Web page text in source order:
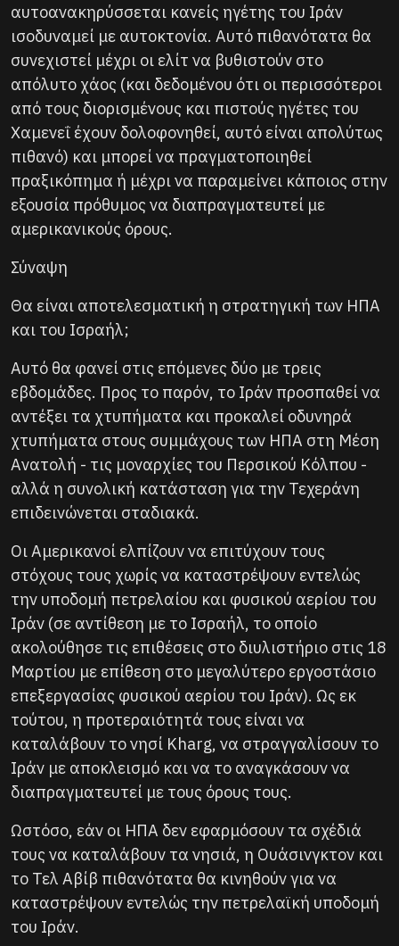
αυτοανακηρύσσεται κανείς ηγέτης του Ιράν
ισοδυναμεί με αυτοκτονία. Αυτό πιθανότατα θα
συνεχιστεί μέχρι οι ελίτ να βυθιστούν στο
απόλυτο χάος (και δεδομένου ότι οι περισσότεροι
από τους διορισμένους και πιστούς ηγέτες του
Χαμενεΐ έχουν δολοφονηθεί, αυτό είναι απολύτως
πιθανό) και μπορεί να πραγματοποιηθεί
πραξικόπημα ή μέχρι να παραμείνει κάποιος στην
εξουσία πρόθυμος να διαπραγματευτεί με
αμερικανικούς όρους.
Σύναψη
Θα είναι αποτελεσματική η στρατηγική των ΗΠΑ
και του Ισραήλ;
Αυτό θα φανεί στις επόμενες δύο με τρεις
εβδομάδες. Προς το παρόν, το Ιράν προσπαθεί να
αντέξει τα χτυπήματα και προκαλεί οδυνηρά
χτυπήματα στους συμμάχους των ΗΠΑ στη Μέση
Ανατολή - τις μοναρχίες του Περσικού Κόλπου -
αλλά η συνολική κατάσταση για την Τεχεράνη
επιδεινώνεται σταδιακά.
Οι Αμερικανοί ελπίζουν να επιτύχουν τους
στόχους τους χωρίς να καταστρέψουν εντελώς
την υποδομή πετρελαίου και φυσικού αερίου του
Ιράν (σε αντίθεση με το Ισραήλ, το οποίο
ακολούθησε τις επιθέσεις στο διυλιστήριο στις 18
Μαρτίου με επίθεση στο μεγαλύτερο εργοστάσιο
επεξεργασίας φυσικού αερίου του Ιράν). Ως εκ
τούτου, η προτεραιότητά τους είναι να
καταλάβουν το νησί Kharg, να στραγγαλίσουν το
Ιράν με αποκλεισμό και να το αναγκάσουν να
διαπραγματευτεί με τους όρους τους.
Ωστόσο, εάν οι ΗΠΑ δεν εφαρμόσουν τα σχέδιά
τους να καταλάβουν τα νησιά, η Ουάσινγκτον και
το Τελ Αβίβ πιθανότατα θα κινηθούν για να
καταστρέψουν εντελώς την πετρελαϊκή υποδομή
του Ιράν.